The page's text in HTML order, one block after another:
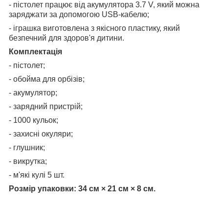
- пістолет працює від акумулятора 3.7 V, який можна
заряджати за допомогою USB-кабелю;
- іграшка виготовлена з якісного пластику, який
безпечний для здоров'я дитини.
Комплектація
- пістолет;
- обойма для орбізів;
- акумулятор;
- зарядний пристрій;
- 1000 кульок;
- захисні окуляри;
- глушник;
- викрутка;
- м'які кулі 5 шт.
Розмір упаковки: 34 см × 21 см × 8 см.